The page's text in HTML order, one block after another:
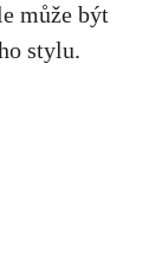
může být
stylu.